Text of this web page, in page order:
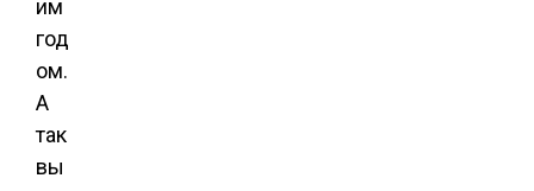
им
год
ом.
А
так
вы